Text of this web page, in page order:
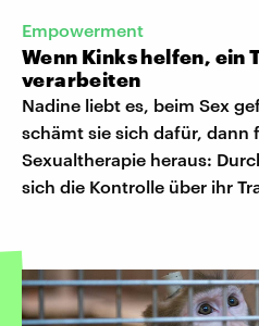
Empowerment
Wenn Kinks helfen, ein
verarbeiten
Nadine liebt es, beim Sex
schämt sie sich dafür, dann
Sexualtherapie heraus:
sich die Kontrolle über ihr